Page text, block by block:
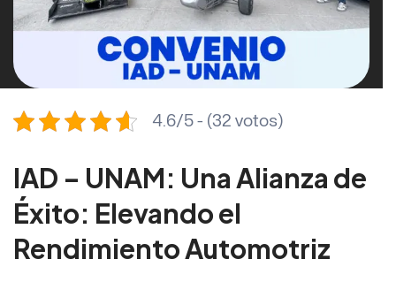
4.6/5 - (32 votos)
IAD – UNAM: Una Alianza de
Éxito: Elevando el
Rendimiento Automotriz